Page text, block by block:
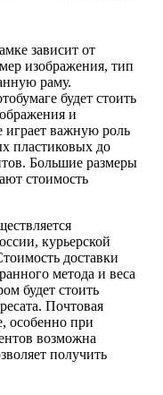
зависит от
изображения, тип
раму.
будет стоить
и
играет важную роль
пластиковых до
Большие размеры
стоимость
курьерской
доставки
метода и веса
будет стоить
Почтовая
особенно при
возможна
получить